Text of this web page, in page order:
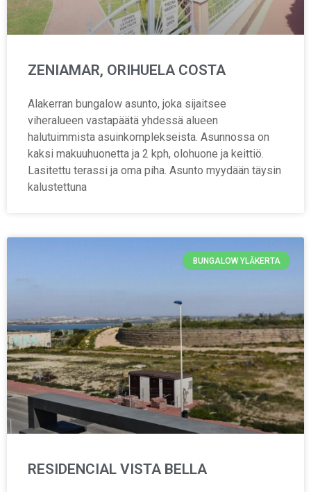
ZENIAMAR, ORIHUELA COSTA
Alakerran bungalow asunto, joka sijaitsee
viheralueen vastapäätä yhdessä alueen
halutuimmista asuinkomplekseista. Asunnossa on
kaksi makuuhuonetta ja 2 kph, olohuone ja keittiö.
Lasitettu terassi ja oma piha. Asunto myydään täysin
kalustettuna
BUNGALOW YLÄKERTA
RESIDENCIAL VISTA BELLA